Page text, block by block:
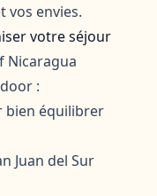
vos envies.
votre séjour
Nicaragua
:
bien équilibrer
Juan del Sur